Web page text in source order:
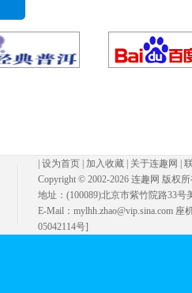
设为首页 加入收藏 关于连趣网
Copyright © 2002-2026 连趣网 版权
地址：(100089)北京市紫竹院路33号
E-Mail：mylhh.zhao@vip.sina.com
05042114号]